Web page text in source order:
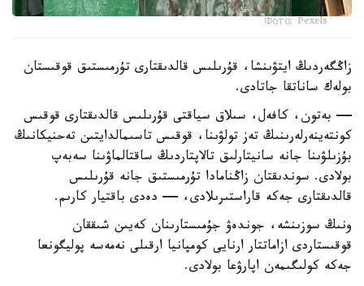
Фото: Pexels
زاڭگەردىڭ ايتۋىنشا، قۇرىلىس قالدىقتارى تۇرمىستىق قوقىستان
بولەك ساناتقا جاتادى.
— بەتون، كافەل، سىلاق سياقتى قۇرىلىس قالدىقتارى قوقىس
كونتەينەرلەرىنىڭ تەز تولۋىنا، قوقىس تاسىمالدايتىن تەحنيكانىڭ
بۇزىلۋىنا جانە سانيتارلىق تالاپتاردىڭ ساقتالماۋىنا سەبەپ
بولادى. سوندىقتان زاڭنامادا تۇرمىستىق جانە قۇرىلىس
قالدىقتارى جەكە قاراستىرىلادى، — دەدى باقتيار كارىم.
ونىڭ سوزىنشە، جوندەۋ جۇمىستارىنان كەيىن شىققان
قوقىستاردى ازاماتتار ارنايى كومپانيا ارقىلى نەمەسە پوليگونعا
جەكە كولىگىمەن اپارۋعا بولادى.